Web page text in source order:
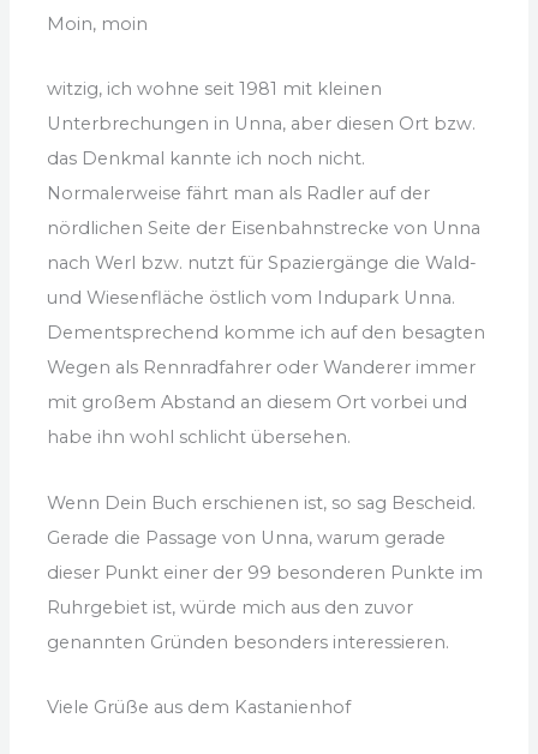
Moin, moin
witzig, ich wohne seit 1981 mit kleinen
Unterbrechungen in Unna, aber diesen Ort bzw.
das Denkmal kannte ich noch nicht.
Normalerweise fährt man als Radler auf der
nördlichen Seite der Eisenbahnstrecke von Unna
nach Werl bzw. nutzt für Spaziergänge die Wald-
und Wiesenfläche östlich vom Indupark Unna.
Dementsprechend komme ich auf den besagten
Wegen als Rennradfahrer oder Wanderer immer
mit großem Abstand an diesem Ort vorbei und
habe ihn wohl schlicht übersehen.
Wenn Dein Buch erschienen ist, so sag Bescheid.
Gerade die Passage von Unna, warum gerade
dieser Punkt einer der 99 besonderen Punkte im
Ruhrgebiet ist, würde mich aus den zuvor
genannten Gründen besonders interessieren.
Viele Grüße aus dem Kastanienhof